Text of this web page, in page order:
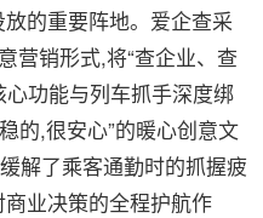
的重要阵地。爱企查采
营销形式,将“查企业、查
功能与列车抓手深度绑
的,很安心”的暖心创意文
解了乘客通勤时的抓握疲
业决策的全程护航作